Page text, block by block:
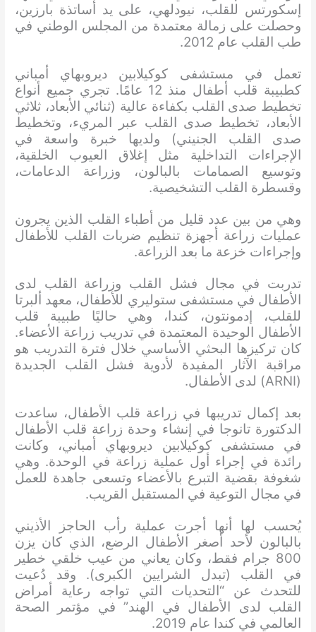
إسكورتس للقلب، نيودلهي، على يد أساتذة بارزين،
وحصلت على زمالة معتمدة من المجلس الوطني في
طب القلب عام 2012.
تعمل في مستشفى كوكيلابين ديروبهاي أمباني
كطبيبة قلب أطفال منذ 12 عامًا. تجري جميع أنواع
تخطيط صدى القلب بكفاءة عالية (ثنائي الأبعاد، ثلاثي
الأبعاد، تخطيط صدى القلب عبر المريء، وتخطيط
صدى القلب الجنيني) ولديها خبرة واسعة في
الإجراءات التداخلية مثل إغلاق العيوب الخلقية،
وتوسيع الصمامات بالبالون، وزراعة الدعامات،
وقسطرة القلب التشخيصية.
وهي من بين عدد قليل من أطباء القلب الذين يجرون
عمليات زراعة أجهزة تنظيم ضربات القلب للأطفال
وإجراءات خزعة ما بعد الزراعة.
تدربت في مجال فشل القلب وزراعة القلب لدى
الأطفال في مستشفى ستوليري للأطفال، معهد ألبرتا
للقلب، إدمونتون، كندا، وهي حاليًا طبيبة قلب
الأطفال الوحيدة المعتمدة في تدريب زراعة الأعضاء.
كان تركيزها البحثي الأساسي خلال فترة التدريب هو
مراقبة الآثار المفيدة لأدوية فشل القلب الجديدة
(ARNI) لدى الأطفال.
بعد إكمال تدريبها في زراعة قلب الأطفال، ساعدت
الدكتورة تانوجا في إنشاء وحدة زراعة قلب الأطفال
في مستشفى كوكيلابين ديروبهاي أمباني، وكانت
رائدة في إجراء أول عملية زراعة في الوحدة. وهي
شغوفة بقضية التبرع بالأعضاء وتسعى جاهدة للعمل
في مجال التوعية في المستقبل القريب.
يُحسب لها أنها أجرت عملية رأب الحاجز الأذيني
بالبالون لأحد أصغر الأطفال الرضع، الذي كان يزن
800 جرام فقط، وكان يعاني من عيب خلقي خطير
في القلب (تبدل الشرايين الكبرى). وقد دُعيت
للتحدث عن “التحديات التي تواجه رعاية أمراض
القلب لدى الأطفال في الهند” في مؤتمر الصحة
العالمي في كندا عام 2019.